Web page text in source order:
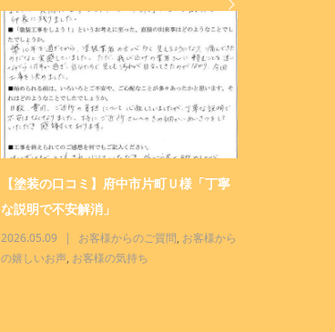
【塗装の口コミ】府中市片町Ｕ様「丁寧
な説明で不安解消」
2026.05.09 お客様からのご質問, お客様から
の嬉しいお声, お客様の気持ち